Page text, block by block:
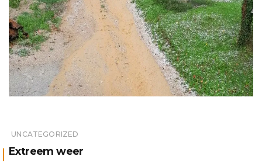
UNCATEGORIZED
Extreem weer